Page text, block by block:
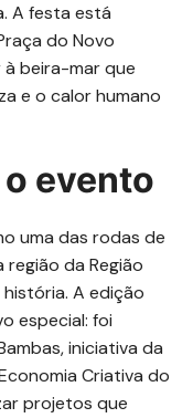
A festa está
do Novo
beira-mar que
e o calor humano
evento
uma das rodas de
da Região
história. A edição
especial: foi
iniciativa da
Criativa do
projetos que